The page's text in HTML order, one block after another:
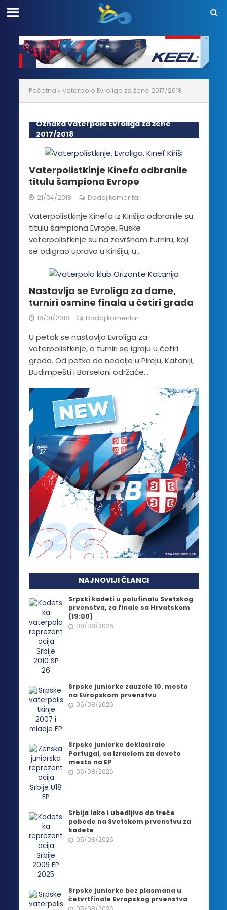
Početna » Vaterpolo Evroliga za žene 2017/2018
Oznaka Vaterpolo Evroliga za žene
2017/2018
Vaterpolistkinje Kinefa odbranile
titulu šampiona Evrope
21/04/2018 Dodaj komentar
Vaterpolistkinje Kinefa iz Kirišija odbranile su
titulu šampiona Evrope. Ruske
vaterpolistkinje su na završnom turniru, koji
se odigrao upravo u Kirišiju, u...
Nastavlja se Evroliga za dame,
turniri osmine finala u četiri grada
18/01/2018 Dodaj komentar
U petak se nastavlja Evroliga za
vaterpolistkinje, a turniri se igraju u četiri
grada. Od petka do nedelje u Pireju, Kataniji,
Budimpešti i Barseloni održaće...
NAJNOVIJI ČLANCI
Srpski kadeti u polufinalu Svetskog
prvenstva, za finale sa Hrvatskom
(19:00)
08/08/2026
Srpske juniorke zauzele 10. mesto
na Evropskom prvenstvu
06/08/2026
Srpske juniorke deklasirale
Portugal, sa Izraelom za deveto
mesto na EP
06/08/2026
Srbija lako i ubedljivo do treće
pobede na Svetskom prvenstvu za
kadete
05/08/2026
Srpske juniorke bez plasmana u
četvrtfinale Evropskog prvenstva